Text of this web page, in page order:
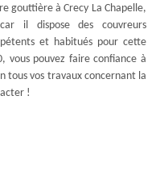
gouttière à Crecy La Chapelle,
il dispose des couvreurs
et habitués pour cette
vous pouvez faire confiance à
tous vos travaux concernant la
!